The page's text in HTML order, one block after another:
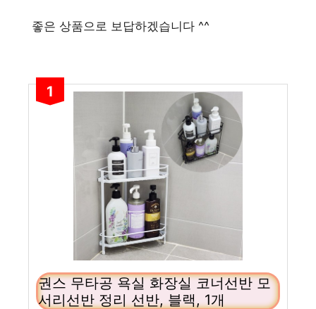
좋은 상품으로 보답하겠습니다 ^^
1
권스 무타공 욕실 화장실 코너선반 모
서리선반 정리 선반, 블랙, 1개